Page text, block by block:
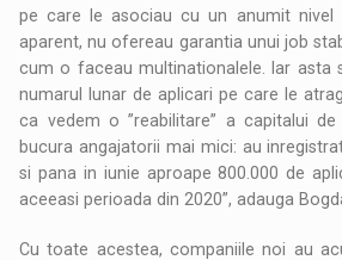
pe care le asociau cu un anumit nivel
aparent, nu ofereau garantia unui job
cum o faceau multinationalele. Iar asta
numarul lunar de aplicari pe care le
ca vedem o ”reabilitare” a capitalui
bucura angajatorii mai mici: au
si pana in iunie aproape 800.000 de
aceeasi perioada din 2020”, adauga
Cu toate acestea, companiile noi au